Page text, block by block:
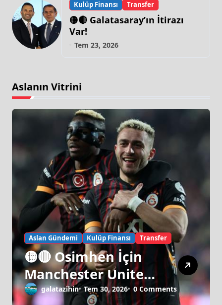
Kulüp Finansı Transfer
🟡🔴 Galatasaray’ın İtirazı
Var!
Tem 23, 2026
Aslanın Vitrini
Aslan Gündemi Kulüp Finansı Transfer
🟡🔴 Osimhen İçin
Manchester United
Israrı!
galatazihin Tem 30, 2026 0 Comments